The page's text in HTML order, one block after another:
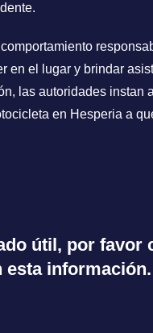
en el lugar y brindar
las autoridades instan
en Hesperia a
útil, por favor
información.